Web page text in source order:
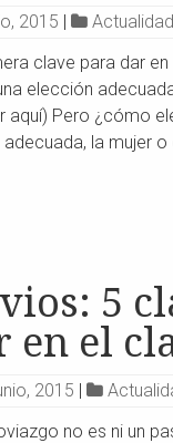
2015 Actualidad
clave para dar
elección
aquí) Pero ¿cómo
la mujer
5
en el
2015 |
no es ni un